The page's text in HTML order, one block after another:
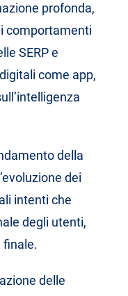
profonda,
comportamenti
SERP e
come app,
della
dei
intenti che
degli utenti,
finale.
delle